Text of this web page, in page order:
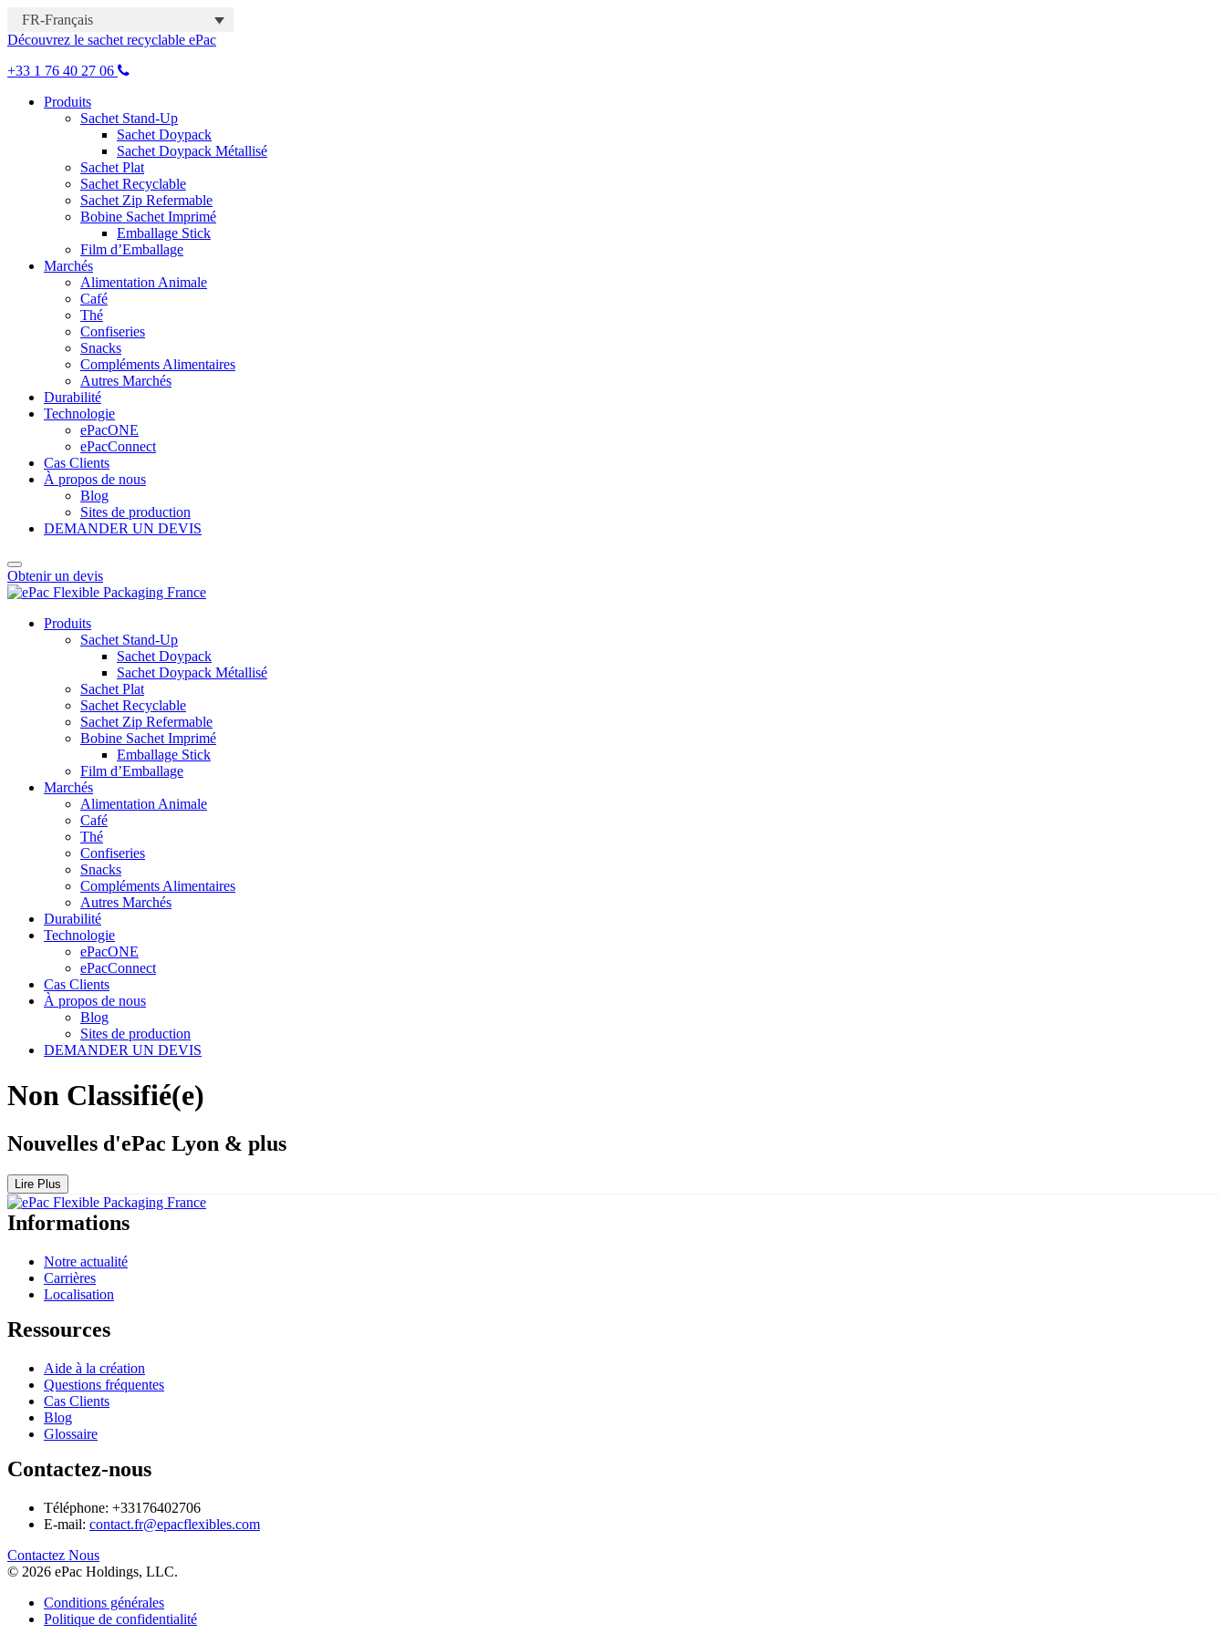
FR-Français
Découvrez le sachet recyclable ePac
+33 1 76 40 27 06
Produits
Sachet Stand-Up
Sachet Doypack
Sachet Doypack Métallisé
Sachet Plat
Sachet Recyclable
Sachet Zip Refermable
Bobine Sachet Imprimé
Emballage Stick
Film d’Emballage
Marchés
Alimentation Animale
Café
Thé
Confiseries
Snacks
Compléments Alimentaires
Autres Marchés
Durabilité
Technologie
ePacONE
ePacConnect
Cas Clients
À propos de nous
Blog
Sites de production
DEMANDER UN DEVIS
Obtenir un devis
Produits
Sachet Stand-Up
Sachet Doypack
Sachet Doypack Métallisé
Sachet Plat
Sachet Recyclable
Sachet Zip Refermable
Bobine Sachet Imprimé
Emballage Stick
Film d’Emballage
Marchés
Alimentation Animale
Café
Thé
Confiseries
Snacks
Compléments Alimentaires
Autres Marchés
Durabilité
Technologie
ePacONE
ePacConnect
Cas Clients
À propos de nous
Blog
Sites de production
DEMANDER UN DEVIS
Non Classifié(e)
Nouvelles d'ePac Lyon & plus
Lire Plus
Informations
Notre actualité
Carrières
Localisation
Ressources
Aide à la création
Questions fréquentes
Cas Clients
Blog
Glossaire
Contactez-nous
Téléphone: +33176402706
E-mail: contact.fr@epacflexibles.com
facebook
youtube
linkedin
instagram
Contactez Nous
© 2026 ePac Holdings, LLC.
Conditions générales
Politique de confidentialité